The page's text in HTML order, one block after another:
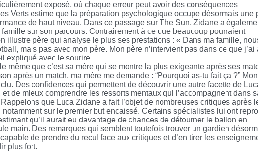
exposé, où chaque erreur peut avoir des conséquences
Verts estime que la préparation psychologique occupe désormais une
de haut niveau. Dans ce passage sur The Sun, Zidane a
sur son parcours. Contrairement à ce que beaucoup pourraient
illustre père qui analyse le plus ses prestations : « Dans ma famille,
mais pas avec mon père. Mon père n’intervient pas dans ce que j’ai
expliqué avec le sourire.
même que c’est sa mère qui se montre la plus exigeante après ses
après un match, ma mère me demande : “Pourquoi as-tu fait ça ?”
Des confidences qui permettent de découvrir une autre facette de
de mieux comprendre les ressorts mentaux qui l’accompagnent dans
que Luca Zidane a fait l’objet de nombreuses critiques après
notamment sur le premier but encaissé. Certains spécialistes lui ont
qu’il aurait eu davantage de chances de détourner le ballon en
main. Des remarques qui semblent toutefois trouver un gardien
de prendre du recul face aux critiques et d’en tirer les
plus fort.